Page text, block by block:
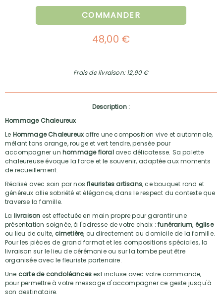
COMMANDER
48,00 €
Frais de livraison: 12,90 €
Description :
Hommage Chaleureux
Le Hommage Chaleureux offre une composition vive et automnale,
mêlant tons orange, rouge et vert tendre, pensée pour
accompagner un hommage floralavec délicatesse. Sa palette
chaleureuse évoque la force et le souvenir, adaptée aux moments
de recueillement.
Réalisé avec soin par nosfleuristes artisans, ce bouquet rond et
généreux allie sobriété et élégance, dans le respect du contexte que
traverse la famille.
La livraison est effectuée en main propre pour garantir une
présentation soignée, à l'adresse de votre choix :funérarium, église
ou lieu de culte, cimetière, ou directement au domicile de la famille.
Pour les pièces de grand format et les compositions spéciales, la
livraison sur le lieu de cérémonie ou sur la tombe peut être
organisée avec le fleuriste partenaire.
Une carte de condoléancesest incluse avec votre commande,
pour permettre à votre message d'accompagner ce geste jusqu'à
son destinataire.